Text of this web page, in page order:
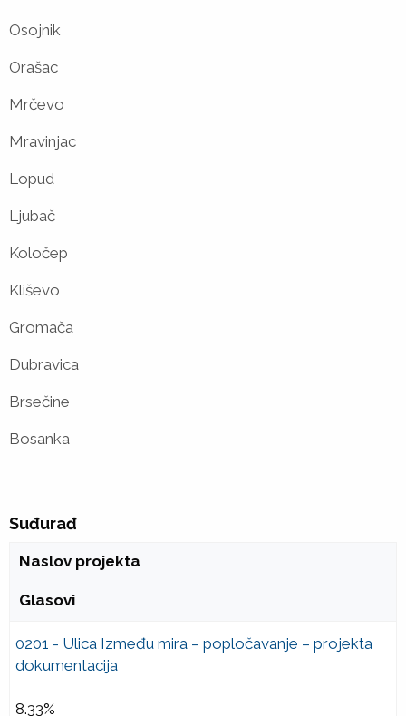
Osojnik
Orašac
Mrčevo
Mravinjac
Lopud
Ljubač
Koločep
Kliševo
Gromača
Dubravica
Brsečine
Bosanka
Suđurađ
Naslov projekta
Glasovi
0201 - Ulica Između mira – popločavanje – projekta
dokumentacija
8.33%